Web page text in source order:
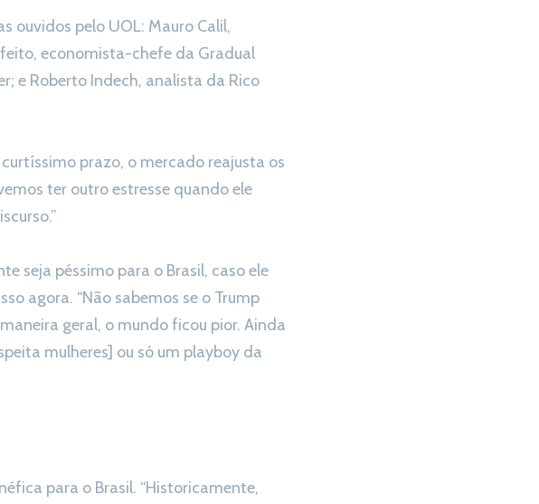
ouvidos pelo UOL: Mauro Calil,
economista-chefe da Gradual
e Roberto Indech, analista da Rico
prazo, o mercado reajusta os
ter outro estresse quando ele
seja péssimo para o Brasil, caso ele
agora. “Não sabemos se o Trump
geral, o mundo ficou pior. Ainda
mulheres] ou só um playboy da
para o Brasil. “Historicamente,